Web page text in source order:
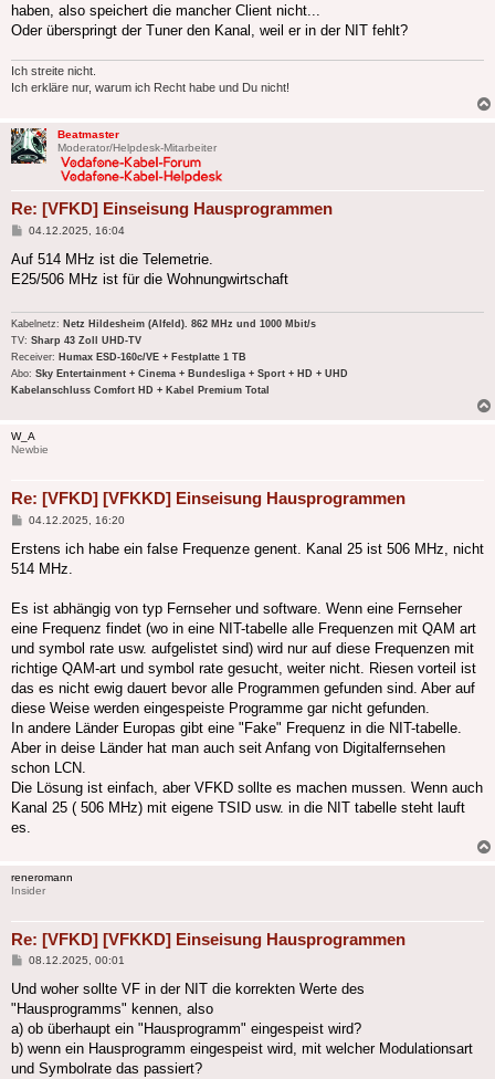
haben, also speichert die mancher Client nicht...
Oder überspringt der Tuner den Kanal, weil er in der NIT fehlt?
Ich streite nicht.
Ich erkläre nur, warum ich Recht habe und Du nicht!
Beatmaster
Moderator/Helpdesk-Mitarbeiter
Re: [VFKD] Einseisung Hausprogrammen
Beitrag
04.12.2025, 16:04
Auf 514 MHz ist die Telemetrie.
E25/506 MHz ist für die Wohnungwirtschaft
Kabelnetz: Netz Hildesheim (Alfeld). 862 MHz und 1000 Mbit/s
TV: Sharp 43 Zoll UHD-TV
Receiver: Humax ESD-160c/VE + Festplatte 1 TB
Abo: Sky Entertainment + Cinema + Bundesliga + Sport + HD + UHD
Kabelanschluss Comfort HD + Kabel Premium Total
W_A
Newbie
Re: [VFKD] [VFKKD] Einseisung Hausprogrammen
Beitrag
04.12.2025, 16:20
Erstens ich habe ein false Frequenze genent. Kanal 25 ist 506 MHz, nicht
514 MHz.
Es ist abhängig von typ Fernseher und software. Wenn eine Fernseher
eine Frequenz findet (wo in eine NIT-tabelle alle Frequenzen mit QAM art
und symbol rate usw. aufgelistet sind) wird nur auf diese Frequenzen mit
richtige QAM-art und symbol rate gesucht, weiter nicht. Riesen vorteil ist
das es nicht ewig dauert bevor alle Programmen gefunden sind. Aber auf
diese Weise werden eingespeiste Programme gar nicht gefunden.
In andere Länder Europas gibt eine "Fake" Frequenz in die NIT-tabelle.
Aber in deise Länder hat man auch seit Anfang von Digitalfernsehen
schon LCN.
Die Lösung ist einfach, aber VFKD sollte es machen mussen. Wenn auch
Kanal 25 ( 506 MHz) mit eigene TSID usw. in die NIT tabelle steht lauft
es.
reneromann
Insider
Re: [VFKD] [VFKKD] Einseisung Hausprogrammen
Beitrag
08.12.2025, 00:01
Und woher sollte VF in der NIT die korrekten Werte des
"Hausprogramms" kennen, also
a) ob überhaupt ein "Hausprogramm" eingespeist wird?
b) wenn ein Hausprogramm eingespeist wird, mit welcher Modulationsart
und Symbolrate das passiert?